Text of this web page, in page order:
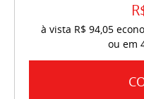
à vista R$ 94,05
ou em